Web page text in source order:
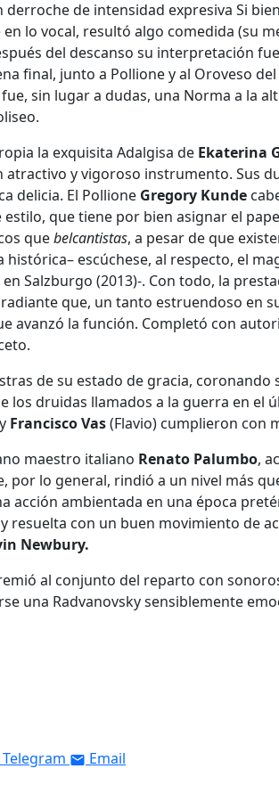
de intensidad expresiva Si
lo vocal, resultó algo comedida (su
del descanso su interpretación
final, junto a Pollione y al Oroveso
sin lugar a dudas, una Norma a la
la exquisita Adalgisa de Ekaterina
atractivo y vigoroso instrumento. Sus
delicia. El Pollione Gregory Kunde
que tiene por bien asignar el
quebelcantistas, a pesar de que
escúchese, al respecto, el
en Salzburgo (2013)-. Con todo, la
que, un tanto estruendoso en
avanzó la función. Completó con
de su estado de gracia,
druidas llamados a la guerra en el
Francisco Vas(Flavio) cumplieron con
maestro italiano Renato Palumbo,
por lo general, rindió a un nivel más
acción ambientada en una época
y resuelta con un buen movimiento de
Newbury.
al conjunto del reparto con
una Radvanovsky sensiblemente
Telegram Email